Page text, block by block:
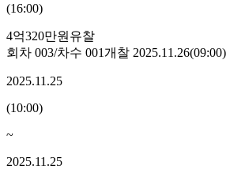
(16:00)
4억320만원 유찰
회차 003/차수 001개찰 2025.11.26(09:00)
2025.11.25
(10:00)
~
2025.11.25